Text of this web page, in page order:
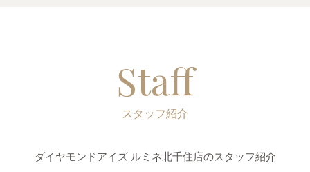
Staff
スタッフ紹介
ダイヤモンドアイズ ルミネ北千住店のスタッフ紹介